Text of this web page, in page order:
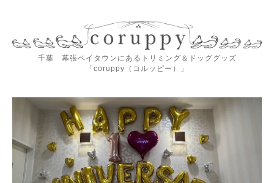
千葉 幕張ベイタウンにあるトリミング＆ドッググッズ
「coruppy（コルッピー）」